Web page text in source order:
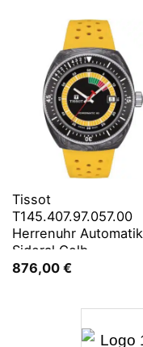
Tissot
T145.407.97.057.00
Herrenuhr Automatik
Sideral Gelb
876,00 €